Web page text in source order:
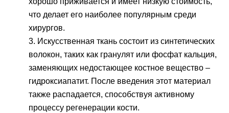
что делает его наиболее популярным среди
хирургов.
Искусственная ткань состоит из синтетических
волокон, таких как гранулят или фосфат кальция,
заменяющих недостающее костное вещество –
гидроксиапатит. После введения этот материал
также распадается, способствуя активному
процессу регенерации кости.